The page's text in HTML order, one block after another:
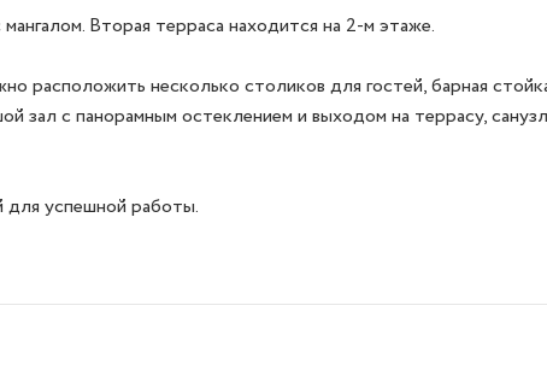
Вторая терраса находится на 2-м этаже.
несколько столиков для гостей, барная
зал с панорамным остеклением и выходом на террасу,
для успешной работы.